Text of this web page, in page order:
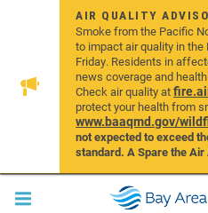
AIR QUALITY
Smoke from the Pacific
to impact air quality in the
Friday. Residents in
news coverage and
Check air quality at
protect your health from
www.baaqmd.gov/
not expected to exceed
standard. A Spare the